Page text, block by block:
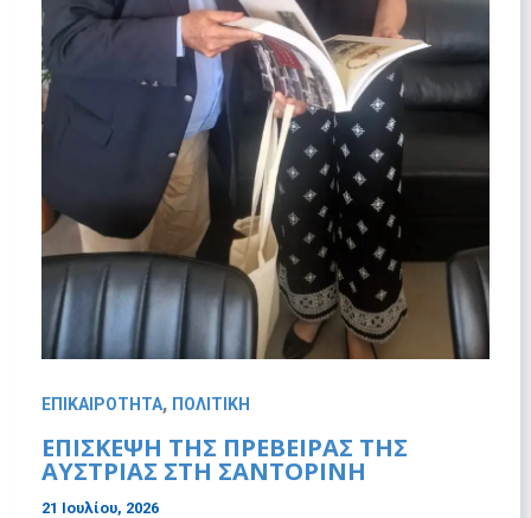
ΕΠΙΚΑΙΡΟΤΗΤΑ, ΠΟΛΙΤΙΚΗ
ΕΠΊΣΚΕΨΗ ΤΗΣ ΠΡΈΒΕΙΡΑΣ ΤΗΣ
ΑΥΣΤΡΊΑΣ ΣΤΗ ΣΑΝΤΟΡΊΝΗ
21 Ιουλίου, 2026